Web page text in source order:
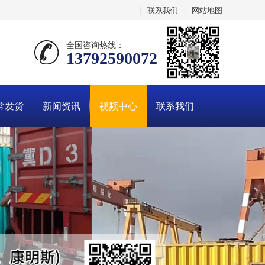
联系我们 网站地图
全国咨询热线：
13792590072
发货 新闻资讯 视频中心 联系我们